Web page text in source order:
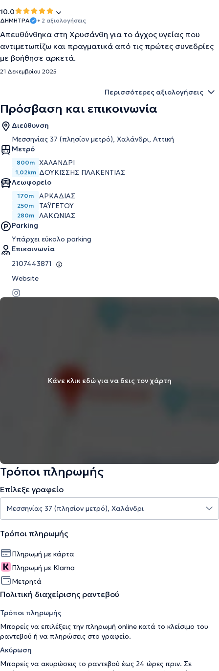
10.0
ΔΗΜΗΤΡΑ • 2 αξιολογήσεις
Απευθύνθηκα στη Χρυσάνθη για το άγχος υγείας που
αντιμετωπίζω και πραγματικά από τις πρώτες συνεδρίες
με βοήθησε αρκετά.
21 Δεκεμβρίου 2025
Περισσότερες αξιολογήσεις
Πρόσβαση και επικοινωνία
Διεύθυνση
Μεσσηνίας 37 (πλησίον μετρό), Χαλάνδρι, Αττική
Μετρό
800m ΧΑΛΆΝΔΡΙ
1,02km ΔΟΥΚΊΣΣΗΣ ΠΛΑΚΕΝΤΊΑΣ
Λεωφορείο
170m ΑΡΚΑΔΙΑΣ
250m ΤΑΫΓΕΤΟΥ
280m
ΛΑΚΩΝΙΑΣ
Parking
Υπάρχει εύκολο parking
Επικοινωνία
2107443871
Website
Κάνε κλικ εδώ για να δεις τον χάρτη
Τρόποι πληρωμής
Επίλεξε γραφείο
Τρόποι πληρωμής
Πληρωμή με κάρτα
Πληρωμή με Klarna
Μετρητά
Πολιτική διαχείρισης ραντεβού
Τρόποι πληρωμής
Μπορείς να επιλέξεις την πληρωμή online κατά το κλείσιμο του
ραντεβού ή να πληρώσεις στο γραφείο.
Ακύρωση
Μπορείς να ακυρώσεις το ραντεβού έως 24 ώρες πριν. Σε